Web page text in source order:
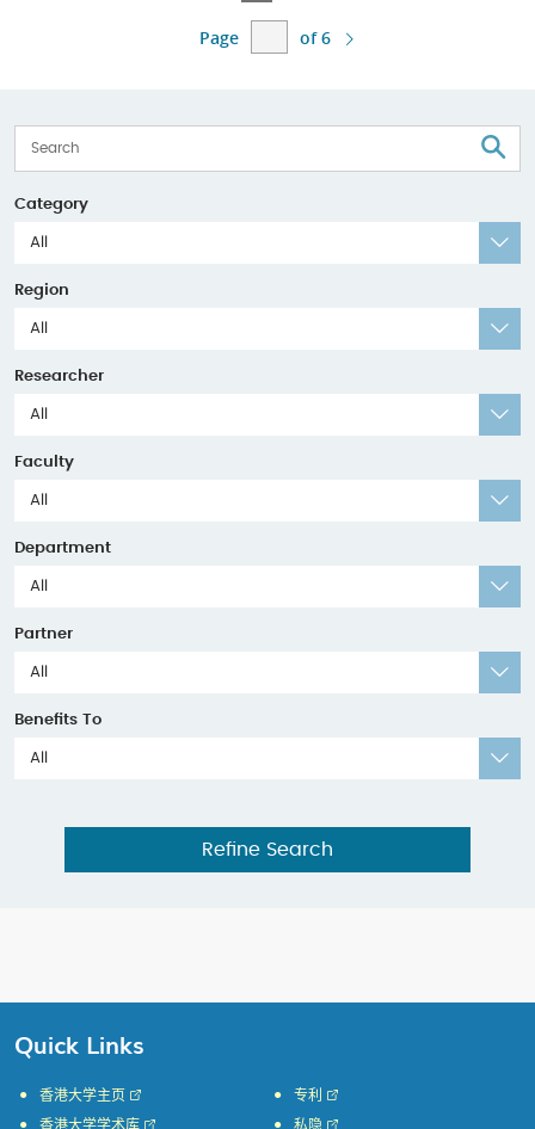
Page of 6
Category
All
Region
All
Researcher
All
Faculty
All
Department
All
Partner
All
Benefits To
All
Refine Search
Quick Links
香港大学主页
香港大学学术库
专利
私隐